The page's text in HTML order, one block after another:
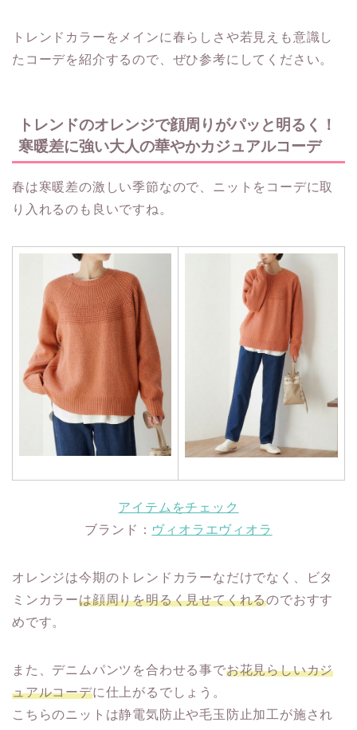
トレンドカラーをメインに春らしさや若見えも意識し
たコーデを紹介するので、ぜひ参考にしてください。
トレンドのオレンジで顔周りがパッと明るく！
寒暖差に強い大人の華やかカジュアルコーデ
春は寒暖差の激しい季節なので、ニットをコーデに取
り入れるのも良いですね。
アイテムをチェック
ブランド： ヴィオラエヴィオラ
オレンジは今期のトレンドカラーなだけでなく、ビタ
ミンカラーは顔周りを明るく見せてくれるのでおすす
めです。
また、デニムパンツを合わせる事でお花見らしいカジ
ュアルコーデに仕上がるでしょう。
こちらのニットは静電気防止や毛玉防止加工が施され